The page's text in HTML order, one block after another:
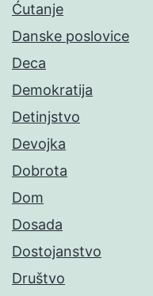
Ćutanje
Danske poslovice
Deca
Demokratija
Detinjstvo
Devojka
Dobrota
Dom
Dosada
Dostojanstvo
Društvo